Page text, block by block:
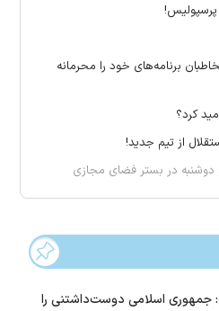
پرسپولیس!
برنامه‌های خود را محرمانه
کرد؟
از تیم جدید!
در بستر فضای مجازی
جمهوری اسلامی دوست‌داشتنی را